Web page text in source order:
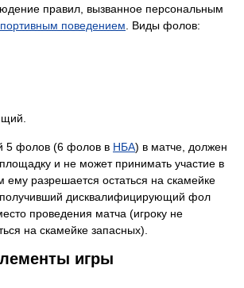
правил, вызванное персональным
поведением . Виды фолов:
5 фолов (6 фолов в НБА) в матче, должен
и не может принимать участие в
ему разрешается остаться на скамейке
получивший дисквалифицирующий фол
проведения матча (игроку не
на скамейке запасных).
игры